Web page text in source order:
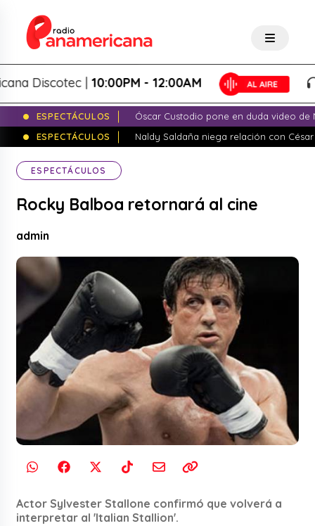
Discotec |10:00PM - 12:00AM
ESPECTÁCULOS
Óscar Custodio pone en duda video de
ESPECTÁCULOS
Naldy Saldaña niega relación con
ESPECTÁCULOS
Rocky Balboa retornará al cine
admin
Actor Sylvester Stallone confirmó que volverá a
interpretar al 'Italian Stallion'.